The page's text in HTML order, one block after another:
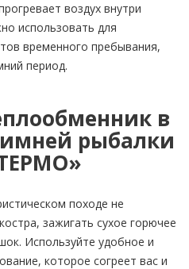
воздух внутри
использовать для
временного пребывания,
период.
в
рыбалки
походе не
зажигать сухое горючее
Используйте удобное и
которое согреет вас и